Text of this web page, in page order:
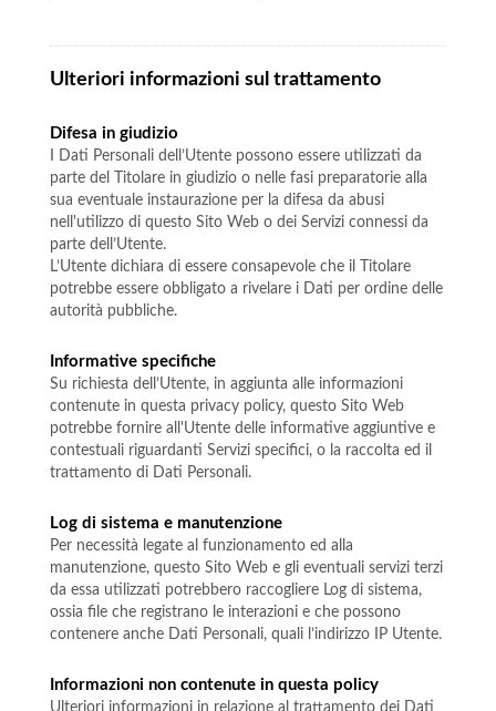
Ulteriori informazioni sul trattamento
Difesa in giudizio
I Dati Personali dell’Utente possono essere utilizzati da
parte del Titolare in giudizio o nelle fasi preparatorie alla
sua eventuale instaurazione per la difesa da abusi
nell'utilizzo di questo Sito Web o dei Servizi connessi da
parte dell’Utente.
L’Utente dichiara di essere consapevole che il Titolare
potrebbe essere obbligato a rivelare i Dati per ordine delle
autorità pubbliche.
Informative specifiche
Su richiesta dell’Utente, in aggiunta alle informazioni
contenute in questa privacy policy, questo Sito Web
potrebbe fornire all'Utente delle informative aggiuntive e
contestuali riguardanti Servizi specifici, o la raccolta ed il
trattamento di Dati Personali.
Log di sistema e manutenzione
Per necessità legate al funzionamento ed alla
manutenzione, questo Sito Web e gli eventuali servizi terzi
da essa utilizzati potrebbero raccogliere Log di sistema,
ossia file che registrano le interazioni e che possono
contenere anche Dati Personali, quali l’indirizzo IP Utente.
Informazioni non contenute in questa policy